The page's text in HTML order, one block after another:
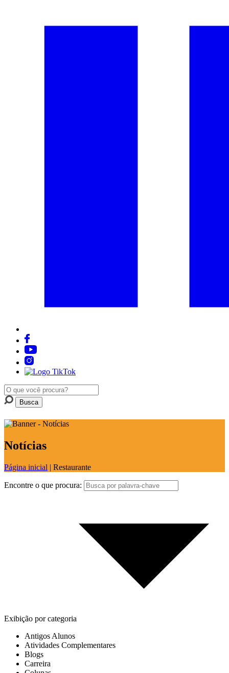
Notícias
Página inicial | Restaurante
Encontre o que procura:
Exibição por categoria
Antigos Alunos
Atividades Complementares
Blogs
Carreira